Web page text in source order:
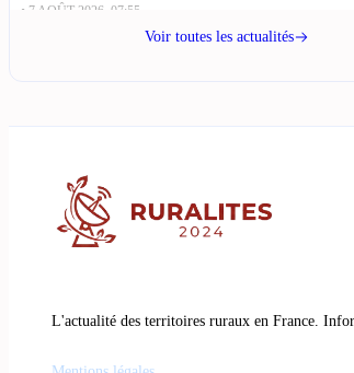
• 7 AOÛT 2026, 07:55
Nîmes : Maëva Benoit, 17 ans, vise la couronne
end du 8-9 août : L’édition estivale des
Gard se profile, offrant
Alès : À Alès, la magie de Noël commence à se
Voir toutes les actualités
L'actualité des territoires ruraux en France.